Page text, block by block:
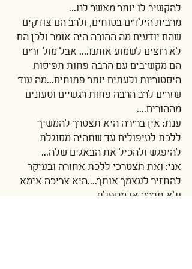
להקשיב לו יותר מאשר לנו...
מרבית הילדים בטוחים, ולרב הם צודקים
שהם יודעים מה ההורה היה אומר ולכן הם
לא רוצים לשמוע אותנו.... אבל מול זרים
הם מקשיבים עם הרבה פחות תפיסות
היסטוריות ולעתים יותר פתוחים...מה עוד
שזרים לרב הרבה פחות רגשיים וטעונים
מההורים....
ענת: אין ברירה היא תצטרך להמשיך
ללכת לטיפולים עד שתהיה מסוגלת
להיפגש ולהכיל את הבאגים שלה...
אני: ואת תצטרכי ללכת אחורה ובעיקר
להחזיר לעצמך אותך....היא צריכה אימא
ולא חברה או מטפלת....